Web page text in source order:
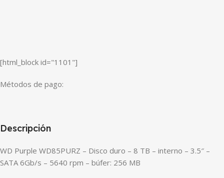
[html_block id="1101"]
Métodos de pago:
Descripción
WD Purple WD85PURZ – Disco duro – 8 TB – interno – 3.5″ –
SATA 6Gb/s – 5640 rpm – búfer: 256 MB